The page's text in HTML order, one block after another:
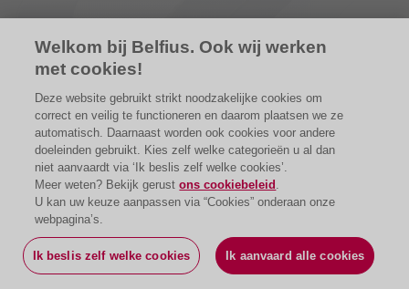
Welkom bij Belfius. Ook wij werken
met cookies!
Deze website gebruikt strikt noodzakelijke cookies om
correct en veilig te functioneren en daarom plaatsen we ze
automatisch. Daarnaast worden ook cookies voor andere
doeleinden gebruikt. Kies zelf welke categorieën u al dan
niet aanvaardt via ‘Ik beslis zelf welke cookies’.
Meer weten? Bekijk gerustons cookiebeleid .
U kan uw keuze aanpassen via “Cookies” onderaan onze
webpagina’s.
Ik beslis zelf welke cookies Ik aanvaard alle cookies